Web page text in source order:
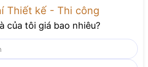
với hệ đèn hắt cầu thang và đèn
nên hiệu ứng ánh sáng chuyển tiếp
gian thêm phần sâu hút và có
tiết không thể thiếu trong những
– nơi ánh sáng không chỉ để
là công cụ trang trí đắc lực.
Thiết kế - Thi công
của tôi giá bao nhiêu?